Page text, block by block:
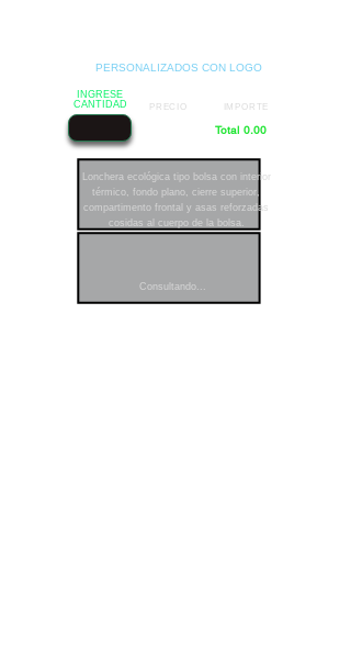
PERSONALIZADOS CON LOGO
INGRESE
CANTIDAD
Total 0.00
IMPORTE
PRECIO
Lonchera ecológica tipo bolsa con interior
térmico, fondo plano, cierre superior,
compartimento frontal y asas reforzadas
cosidas al cuerpo de la bolsa.
Consultando...